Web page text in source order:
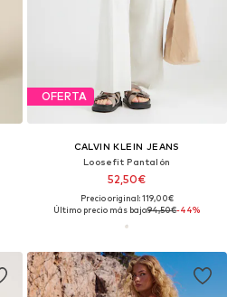
OFERTA
CALVIN KLEIN JEANS
Loosefit Pantalón
52,50€
Precio original: 119,00€
Último precio más bajo:94,50€-44%